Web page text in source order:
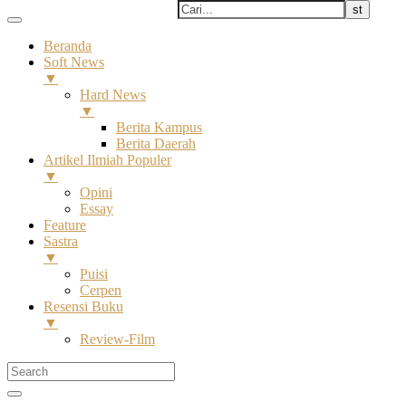
Beranda
Soft News
▼
Hard News
▼
Berita Kampus
Berita Daerah
Artikel Ilmiah Populer
▼
Opini
Essay
Feature
Sastra
▼
Puisi
Cerpen
Resensi Buku
▼
Review-Film